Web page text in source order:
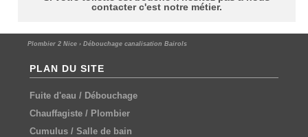
contacter c'est notre métier.
Plombier 2 Nice › Débouchage canalisation Bairols
PLAN DU SITE
Fuite d'eau / Débouchage
Chauffagiste/ Plombier
Cumulus/ Salle de bain